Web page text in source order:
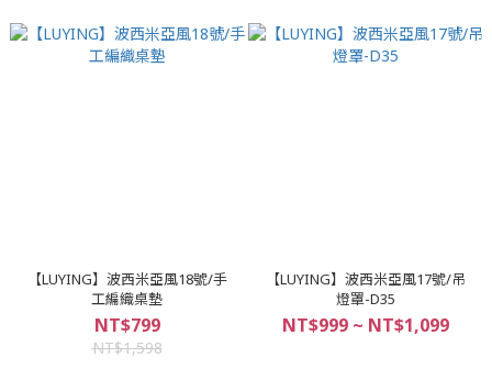
【LUYING】波西米亞風18號/手
工編織桌墊
NT$799
NT$1,598
【LUYING】波西米亞風17號/吊
燈罩-D35
NT$999 ~ NT$1,099